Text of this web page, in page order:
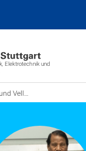
Elektrotechnik und
Kooperation mit MoU